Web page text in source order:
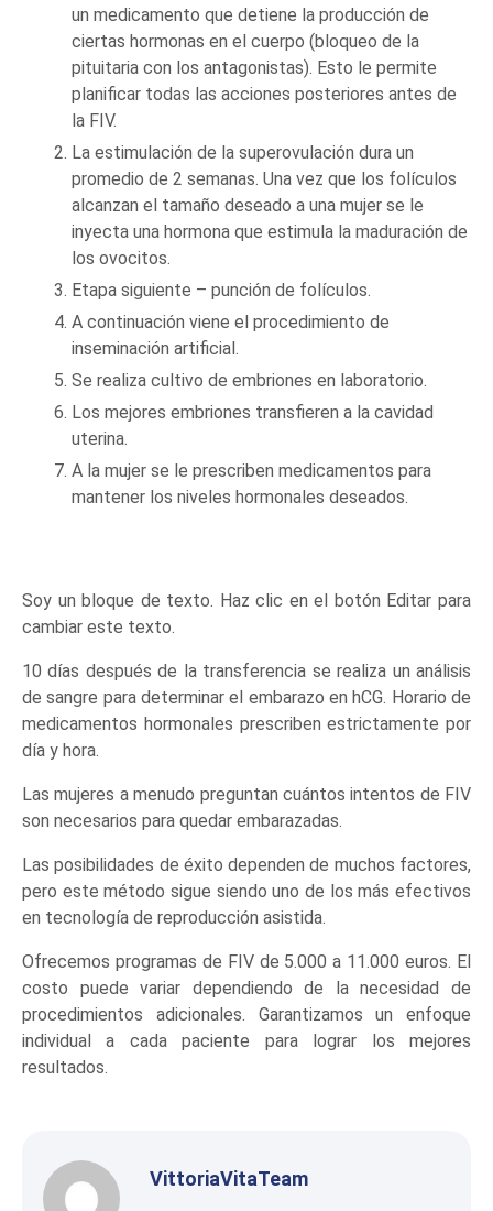
un medicamento que detiene la producción de
ciertas hormonas en el cuerpo (bloqueo de la
pituitaria con los antagonistas). Esto le permite
planificar todas las acciones posteriores antes de
la FIV.
La estimulación de la superovulación dura un
promedio de 2 semanas. Una vez que los folículos
alcanzan el tamaño deseado a una mujer se le
inyecta una hormona que estimula la maduración de
los ovocitos.
Etapa siguiente – punción de folículos.
A continuación viene el procedimiento de
inseminación artificial.
Se realiza cultivo de embriones en laboratorio.
Los mejores embriones transfieren a la cavidad
uterina.
A la mujer se le prescriben medicamentos para
mantener los niveles hormonales deseados.
Soy un bloque de texto. Haz clic en el botón Editar para
cambiar este texto.
10 días después de la transferencia se realiza un análisis
de sangre para determinar el embarazo en hCG. Horario de
medicamentos hormonales prescriben estrictamente por
día y hora.
Las mujeres a menudo preguntan cuántos intentos de FIV
son necesarios para quedar embarazadas.
Las posibilidades de éxito dependen de muchos factores,
pero este método sigue siendo uno de los más efectivos
en tecnología de reproducción asistida.
Ofrecemos programas de FIV de 5.000 a 11.000 euros. El
costo puede variar dependiendo de la necesidad de
procedimientos adicionales. Garantizamos un enfoque
individual a cada paciente para lograr los mejores
resultados.
VittoriaVitaTeam